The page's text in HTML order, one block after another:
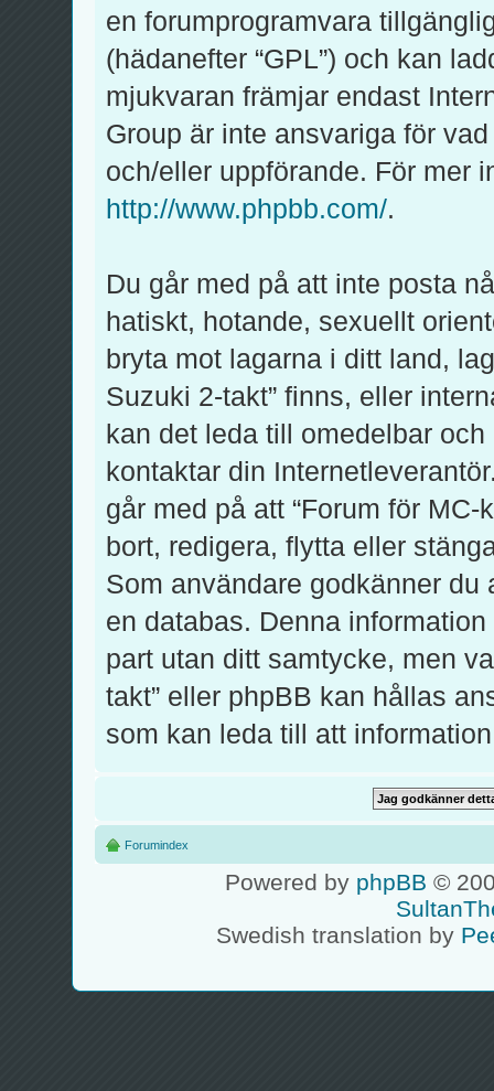
en forumprogramvara
(hädanefter “GPL”) och kan
mjukvaran främjar endast
Group är inte ansvariga för
och/eller uppförande. För mer
http://www.phpbb.com/.
Du går med på att inte posta
hatiskt, hotande, sexuellt
bryta mot lagarna i ditt land,
Suzuki 2-takt” finns, eller
kan det leda till omedelbar
kontaktar din
går med på att “Forum för
bort, redigera, flytta eller
Som användare godkänner
en databas. Denna
part utan ditt samtycke, men
takt” eller phpBB kan hållas
som kan leda till att
Forumindex
Powered by phpBB ©
Swedish translation by